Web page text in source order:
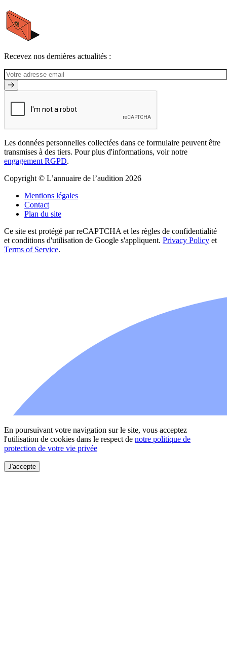
Recevez nos dernières actualités :
Les données personnelles collectées dans ce formulaire peuvent être
transmises à des tiers. Pour plus d'informations, voir notre
engagement RGPD.
Copyright © L’annuaire de l’audition 2026
Mentions légales
Contact
Plan du site
Ce site est protégé par reCAPTCHA et les règles de confidentialité
et conditions d'utilisation de Google s'appliquent. Privacy Policy et
Terms of Service.
En poursuivant votre navigation sur le site, vous acceptez
l'utilisation de cookies dans le respect de notre politique de
protection de votre vie privée
J'accepte